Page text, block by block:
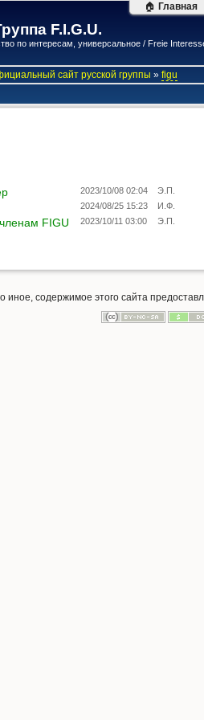
F.I.G.U.
по интересам, универсальное / Freie
сайт русской группы »figu
2023/10/08 02:04 Э.П.
2024/08/25 15:23 И.Ф.
FIGU 2023/10/11 03:00 Э.П.
иное, содержимое этого сайта
🏠 Главная